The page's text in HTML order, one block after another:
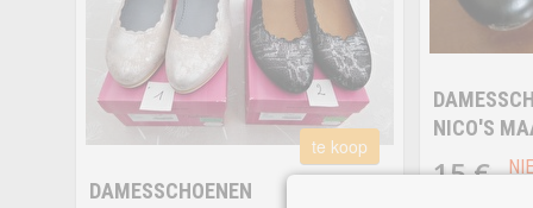
NICO'S
15 €
te koop
DAMESSCHOENEN